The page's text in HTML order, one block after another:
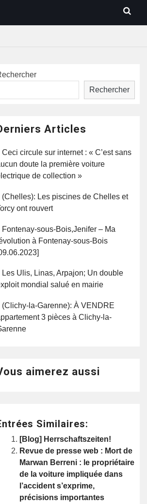
Rechercher
Articles
Ceci circule sur internet : « C’est sans
doute la première voiture
de collection »
(Chelles): Les piscines de Chelles et
ont rouvert
Fontenay-sous-Bois,Jenifer – Ma
à Fontenay-sous-Bois
Les Ulis, Linas, Arpajon; Un double
mondial salué en mairie
(Clichy-la-Garenne): À VENDRE
3 pièces à Clichy-la-
aimerez aussi
Similaires:
[Blog] Herrschaftszeiten!
Revue de presse web : Mort de
Marwan Berreni : le propriétaire
de la voiture impliquée dans
l’accident s’exprime,
précisions importantes